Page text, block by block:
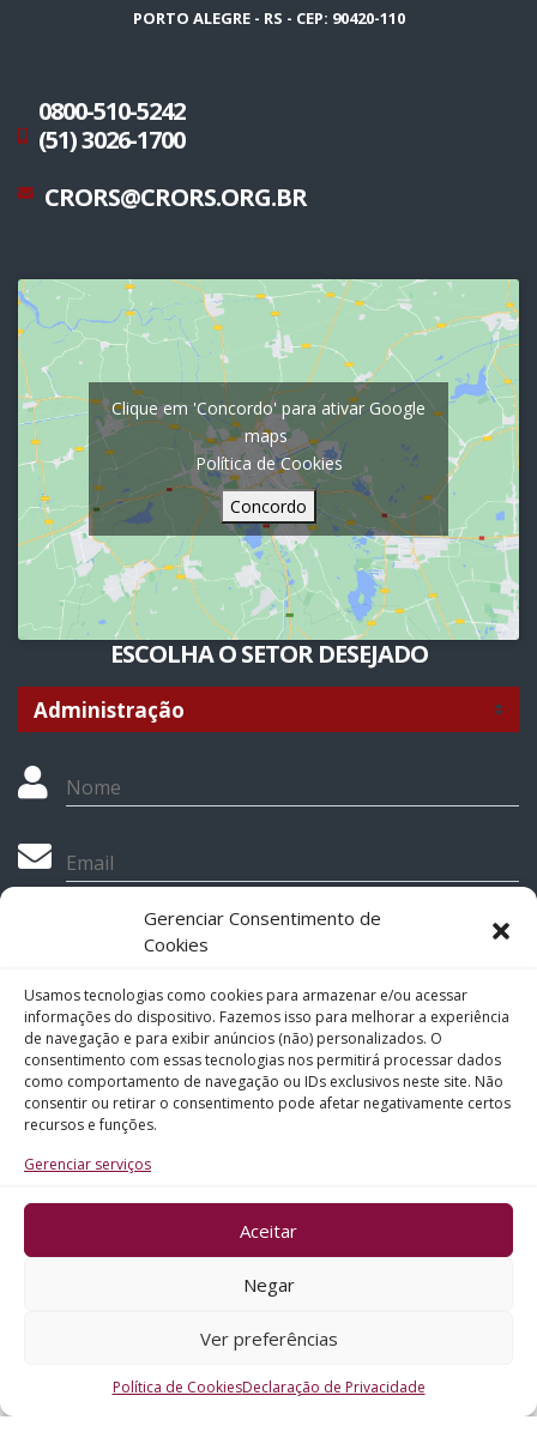
Gerenciar Consentimento de
Cookies
Usamos tecnologias como cookies para armazenar e/ou acessar
informações do dispositivo. Fazemos isso para melhorar a experiência
de navegação e para exibir anúncios (não) personalizados. O
consentimento com essas tecnologias nos permitirá processar dados
como comportamento de navegação ou IDs exclusivos neste site. Não
consentir ou retirar o consentimento pode afetar negativamente certos
recursos e funções.
Gerenciar serviços
Aceitar
Negar
Ver preferências
Política de CookiesDeclaração de Privacidade
PORTO ALEGRE - RS - CEP: 90420-110
0800-510-5242
(51) 3026-1700
CRORS@CRORS.ORG.BR
Clique em 'Concordo' para ativar Google
maps
Política de Cookies
Concordo
ESCOLHA O SETOR DESEJADO
Nome
Email
Telefone
Assunto
Mensagem